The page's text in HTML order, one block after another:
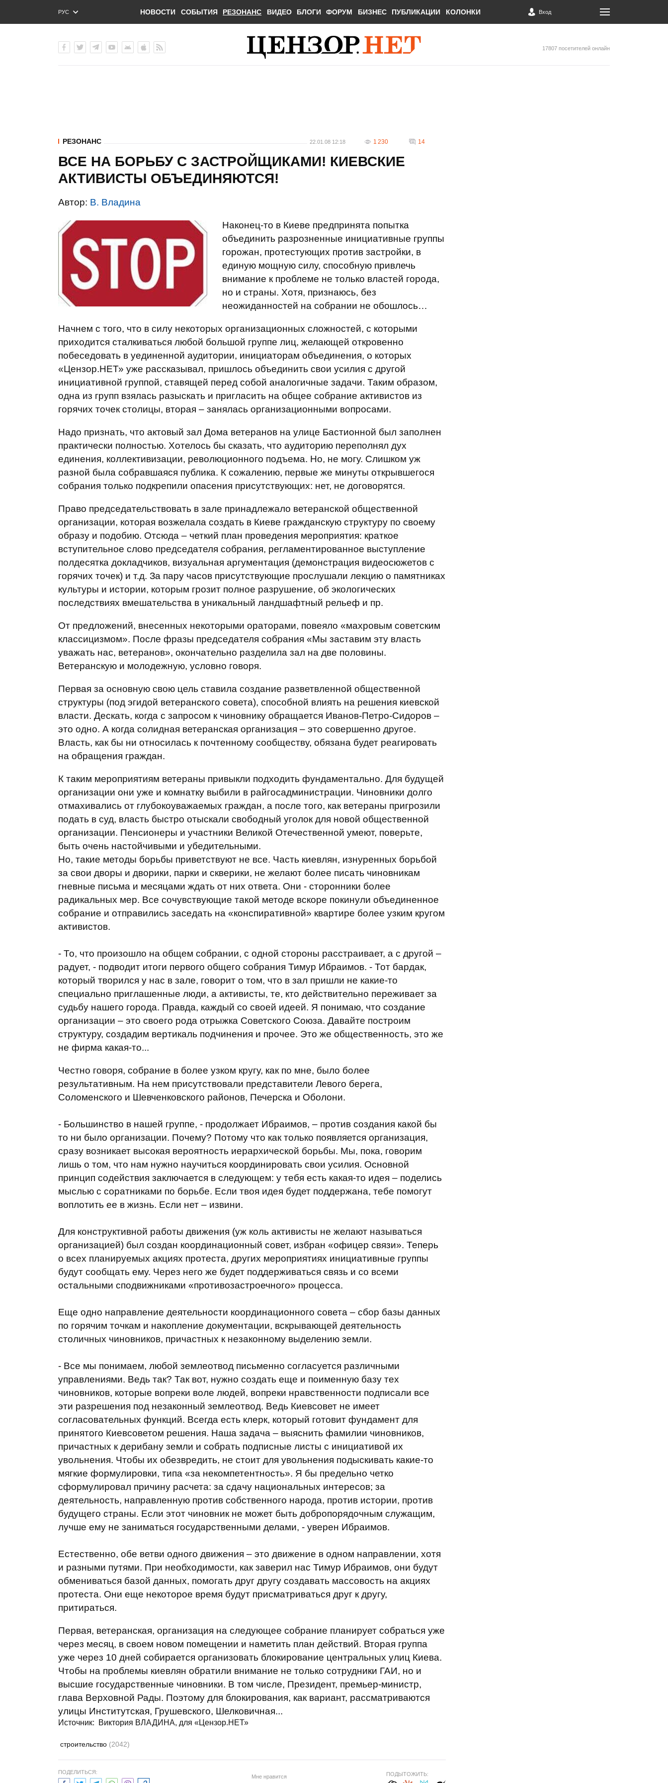
РУС
ENG
НОВОСТИ СОБЫТИЯ РЕЗОНАНС ВИДЕО БЛОГИ ФОРУМ БИЗНЕС ПУБЛИКАЦИИ КОЛОНКИ Вход
17807 посетителей онлайн
РЕЗОНАНС 22.01.08 12:18 1 230 14
ВСЕ НА БОРЬБУ С ЗАСТРОЙЩИКАМИ! КИЕВСКИЕ
АКТИВИСТЫ ОБЪЕДИНЯЮТСЯ!
Автор: В. Владина
Наконец-то в Киеве предпринята попытка
объединить разрозненные инициативные группы
горожан, протестующих против застройки, в
единую мощную силу, способную привлечь
внимание к проблеме не только властей города,
но и страны. Хотя, признаюсь, без
неожиданностей на собрании не обошлось…
Начнем с того, что в силу некоторых организационных сложностей, с которыми
приходится сталкиваться любой большой группе лиц, желающей откровенно
побеседовать в уединенной аудитории, инициаторам объединения, о которых
«Цензор.НЕТ» уже рассказывал, пришлось объединить свои усилия с другой
инициативной группой, ставящей перед собой аналогичные задачи. Таким образом,
одна из групп взялась разыскать и пригласить на общее собрание активистов из
горячих точек столицы, вторая – занялась организационными вопросами.
Надо признать, что актовый зал Дома ветеранов на улице Бастионной был заполнен
практически полностью. Хотелось бы сказать, что аудиторию переполнял дух
единения, коллективизации, революционного подъема. Но, не могу. Слишком уж
разной была собравшаяся публика. К сожалению, первые же минуты открывшегося
собрания только подкрепили опасения присутствующих: нет, не договорятся.
Право председательствовать в зале принадлежало ветеранской общественной
организации, которая возжелала создать в Киеве гражданскую структуру по своему
образу и подобию. Отсюда – четкий план проведения мероприятия: краткое
вступительное слово председателя собрания, регламентированное выступление
полдесятка докладчиков, визуальная аргументация (демонстрация видеосюжетов с
горячих точек) и т.д. За пару часов присутствующие прослушали лекцию о памятниках
культуры и истории, которым грозит полное разрушение, об экологических
последствиях вмешательства в уникальный ландшафтный рельеф и пр.
От предложений, внесенных некоторыми ораторами, повеяло «махровым советским
классицизмом». После фразы председателя собрания «Мы заставим эту власть
уважать нас, ветеранов», окончательно разделила зал на две половины.
Ветеранскую и молодежную, условно говоря.
Первая за основную свою цель ставила создание разветвленной общественной
структуры (под эгидой ветеранского совета), способной влиять на решения киевской
власти. Дескать, когда с запросом к чиновнику обращается Иванов-Петро-Сидоров –
это одно. А когда солидная ветеранская организация – это совершенно другое.
Власть, как бы ни относилась к почтенному сообществу, обязана будет реагировать
на обращения граждан.
К таким мероприятиям ветераны привыкли подходить фундаментально. Для будущей
организации они уже и комнатку выбили в райгосадминистрации. Чиновники долго
отмахивались от глубокоуважаемых граждан, а после того, как ветераны пригрозили
подать в суд, власть быстро отыскали свободный уголок для новой общественной
организации. Пенсионеры и участники Великой Отечественной умеют, поверьте,
быть очень настойчивыми и убедительными.
Но, такие методы борьбы приветствуют не все. Часть киевлян, изнуренных борьбой
за свои дворы и дворики, парки и скверики, не желают более писать чиновникам
гневные письма и месяцами ждать от них ответа. Они - сторонники более
радикальных мер. Все сочувствующие такой методе вскоре покинули объединенное
собрание и отправились заседать на «конспиративной» квартире более узким кругом
активистов.
- То, что произошло на общем собрании, с одной стороны расстраивает, а с другой –
радует, - подводит итоги первого общего собрания Тимур Ибраимов. - Тот бардак,
который творился у нас в зале, говорит о том, что в зал пришли не какие-то
специально приглашенные люди, а активисты, те, кто действительно переживает за
судьбу нашего города. Правда, каждый со своей идеей. Я понимаю, что создание
организации – это своего рода отрыжка Советского Союза. Давайте построим
структуру, создадим вертикаль подчинения и прочее. Это же общественность, это же
не фирма какая-то...
Честно говоря, собрание в более узком кругу, как по мне, было более
результативным. На нем присутствовали представители Левого берега,
Соломенского и Шевченковского районов, Печерска и Оболони.
- Большинство в нашей группе, - продолжает Ибраимов, – против создания какой бы
то ни было организации. Почему? Потому что как только появляется организация,
сразу возникает высокая вероятность иерархической борьбы. Мы, пока, говорим
лишь о том, что нам нужно научиться координировать свои усилия. Основной
принцип содействия заключается в следующем: у тебя есть какая-то идея – поделись
мыслью с соратниками по борьбе. Если твоя идея будет поддержана, тебе помогут
воплотить ее в жизнь. Если нет – извини.
Для конструктивной работы движения (уж коль активисты не желают называться
организацией) был создан координационный совет, избран «офицер связи». Теперь
о всех планируемых акциях протеста, других мероприятиях инициативные группы
будут сообщать ему. Через него же будет поддерживаться связь и со всеми
остальными сподвижниками «противозастроечного» процесса.
Еще одно направление деятельности координационного совета – сбор базы данных
по горячим точкам и накопление документации, вскрывающей деятельность
столичных чиновников, причастных к незаконному выделению земли.
- Все мы понимаем, любой землеотвод письменно согласуется различными
управлениями. Ведь так? Так вот, нужно создать еще и поименную базу тех
чиновников, которые вопреки воле людей, вопреки нравственности подписали все
эти разрешения под незаконный землеотвод. Ведь Киевсовет не имеет
согласовательных функций. Всегда есть клерк, который готовит фундамент для
принятого Киевсоветом решения. Наша задача – выяснить фамилии чиновников,
причастных к дерибану земли и собрать подписные листы с инициативой их
увольнения. Чтобы их обезвредить, не стоит для увольнения подыскивать какие-то
мягкие формулировки, типа «за некомпетентность». Я бы предельно четко
сформулировал причину расчета: за сдачу национальных интересов; за
деятельность, направленную против собственного народа, против истории, против
будущего страны. Если этот чиновник не может быть добропорядочным служащим,
лучше ему не заниматься государственными делами, - уверен Ибраимов.
Естественно, обе ветви одного движения – это движение в одном направлении, хотя
и разными путями. При необходимости, как заверил нас Тимур Ибраимов, они будут
обмениваться базой данных, помогать друг другу создавать массовость на акциях
протеста. Они еще некоторое время будут присматриваться друг к другу,
притираться.
Первая, ветеранская, организация на следующее собрание планирует собраться уже
через месяц, в своем новом помещении и наметить план действий. Вторая группа
уже через 10 дней собирается организовать блокирование центральных улиц Киева.
Чтобы на проблемы киевлян обратили внимание не только сотрудники ГАИ, но и
высшие государственные чиновники. В том числе, Президент, премьер-министр,
глава Верховной Рады. Поэтому для блокирования, как вариант, рассматриваются
улицы Институтская, Грушевского, Шелковичная...
Источник: Виктория ВЛАДИНА, для «Цензор.НЕТ»
строительство (2042)
ПОДЕЛИТЬСЯ:
Мне нравится ПОДЫТОЖИТЬ: